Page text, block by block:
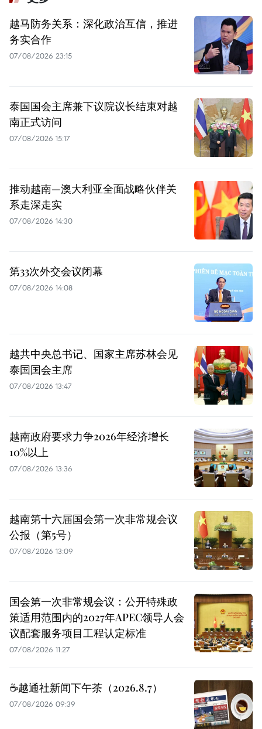
越马防务关系：深化政治互信，推进
务实合作
07/08/2026 23:15
泰国国会主席兼下议院议长结束对越
南正式访问
07/08/2026 15:17
推动越南—澳大利亚全面战略伙伴关
系走深走实
07/08/2026 14:30
第33次外交会议闭幕
07/08/2026 14:08
越共中央总书记、国家主席苏林会见
泰国国会主席
07/08/2026 13:47
越南政府要求力争2026年经济增长
10%以上
07/08/2026 13:36
越南第十六届国会第一次非常规会议
公报（第5号）
07/08/2026 13:09
国会第一次非常规会议：公开特殊政
策适用范围内的2027年APEC领导人会
议配套服务项目工程认定标准
07/08/2026 11:27
☕️越通社新闻下午茶（2026.8.7）
07/08/2026 09:39